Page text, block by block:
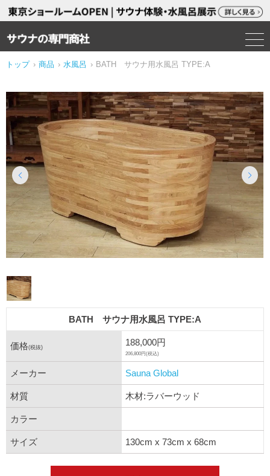
トップ › 商品 › 水風呂 › BATH サウナ用水風呂 TYPE:A
BATH サウナ用水風呂 TYPE:A
価格(税抜) 188,000円
206,800円(税込)
メーカー Sauna Global
材質 木材:ラバーウッド
カラー
サイズ 130cm x 73cm x 68cm